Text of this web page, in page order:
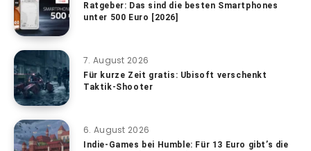
Ratgeber: Das sind die besten Smartphones
unter 500 Euro [2026]
7. August 2026
Für kurze Zeit gratis: Ubisoft verschenkt
Taktik-Shooter
6. August 2026
Indie-Games bei Humble: Für 13 Euro gibt’s die